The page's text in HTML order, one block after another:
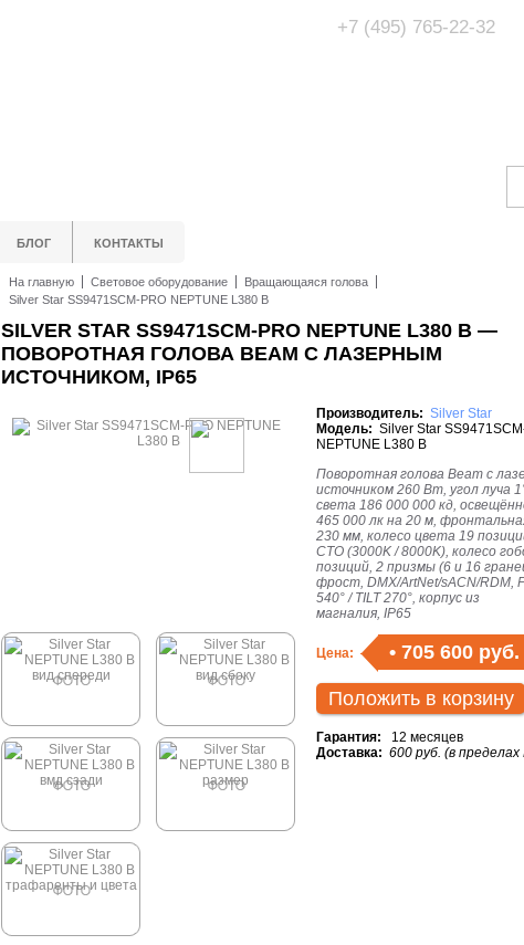
+7 (495) 765-22-32
БЛОГ КОНТАКТЫ
На главную Световое оборудование
Вращающаяся голова
Silver Star SS9471SCM-PRO NEPTUNE L380 B
SILVER STAR SS9471SCM-PRO NEPTUNE L380 B —
ПОВОРОТНАЯ ГОЛОВА BEAM С ЛАЗЕРНЫМ
ИСТОЧНИКОМ, IP65
Производитель: Silver Star
Модель: Silver Star
NEPTUNE L380 B
Поворотная голова Beam с
источником 260 Вт, угол луча
света 186 000 000 кд,
465 000 лк на 20 м,
230 мм, колесо цвета 19
CTO (3000K / 8000K), колесо
позиций, 2 призмы (6 и 16
фрост, DMX/ArtNet/sACN/RDM,
540° / TILT 270°, корпус из
магналия, IP65
Цена: • 705 600 руб.
Положить в корзину
Гарантия: 12 месяцев
Доставка: 600 руб. (в